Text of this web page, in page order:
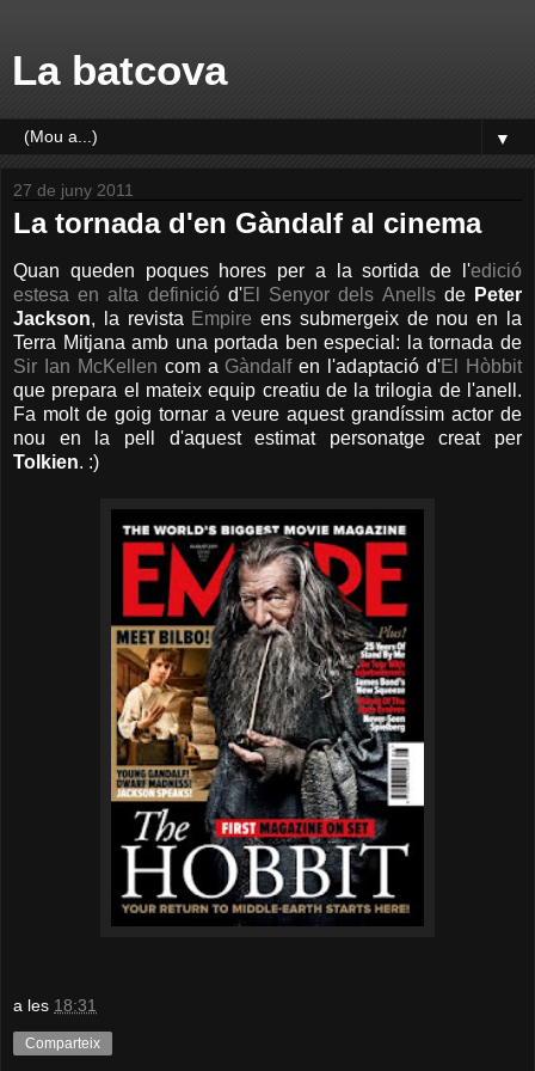
La batcova
▼
27 de juny 2011
La tornada d'en Gàndalf al cinema
Quan queden poques hores per a la sortida de l'edició
estesa en alta definiciód'El Senyor dels Anellsde Peter
Jackson, la revista Empire ens submergeix de nou en la
Terra Mitjana amb una portada ben especial: la tornada de
Sir Ian McKellen com a Gàndalfen l'adaptació d'El Hòbbit
que prepara el mateix equip creatiu de la trilogia de l'anell.
Fa molt de goig tornar a veure aquest grandíssim actor de
nou en la pell d'aquest estimat personatge creat per
Tolkien. :)
a les 18:31
Comparteix